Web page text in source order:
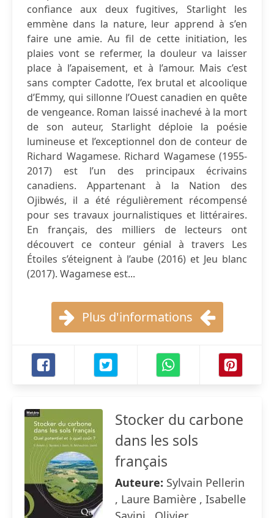
confiance aux deux fugitives, Starlight les
emmène dans la nature, leur apprend à s’en
faire une amie. Au fil de cette initiation, les
plaies vont se refermer, la douleur va laisser
place à l’apaisement, et à l’amour. Mais c’est
sans compter Cadotte, l’ex brutal et alcoolique
d’Emmy, qui sillonne l’Ouest canadien en quête
de vengeance. Roman laissé inachevé à la mort
de son auteur, Starlight déploie la poésie
lumineuse et l’exceptionnel don de conteur de
Richard Wagamese. Richard Wagamese (1955-
2017) est l’un des principaux écrivains
canadiens. Appartenant à la Nation des
Ojibwés, il a été régulièrement récompensé
pour ses travaux journalistiques et littéraires.
En français, des milliers de lecteurs ont
découvert ce conteur génial à travers Les
Étoiles s’éteignent à l’aube (2016) et Jeu blanc
(2017). Wagamese est...
Plus d'informations
Stocker du carbone
dans les sols
français
Auteure: Sylvain Pellerin
, Laure Bamière , Isabelle